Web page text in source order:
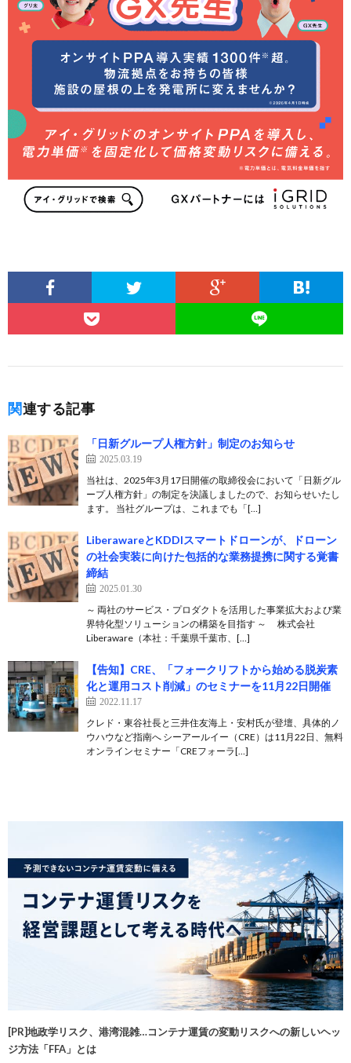
関連する記事
「日新グループ人権方針」制定のお知らせ
2025.03.19
当社は、2025年3月17日開催の取締役会において「日新グル
ープ人権方針」の制定を決議しましたので、お知らせいたし
ます。 当社グループは、これまでも「[…]
LiberawareとKDDIスマートドローンが、ドローン
の社会実装に向けた包括的な業務提携に関する覚書
締結
2025.01.30
～ 両社のサービス・プロダクトを活用した事業拡大および業
界特化型ソリューションの構築を目指す ～ 株式会社
Liberaware（本社：千葉県千葉市、[…]
【告知】CRE、「フォークリフトから始める脱炭素
化と運用コスト削減」のセミナーを11月22日開催
2022.11.17
クレド・東谷社長と三井住友海上・安村氏が登壇、具体的ノ
ウハウなど指南へ シーアールイー（CRE）は11月22日、無料
オンラインセミナー「CREフォーラ[…]
[PR]地政学リスク、港湾混雑…コンテナ運賃の変動リスクへの新しいヘッ
ジ方法「FFA」とは